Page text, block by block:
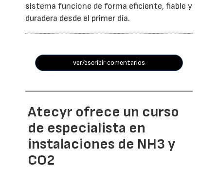
sistema funcione de forma eficiente, fiable y
duradera desde el primer día.
ver/escribir comentarios
Atecyr ofrece un curso
de especialista en
instalaciones de NH3 y
CO2